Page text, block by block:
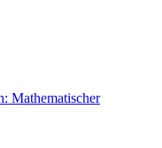
Mathematischer